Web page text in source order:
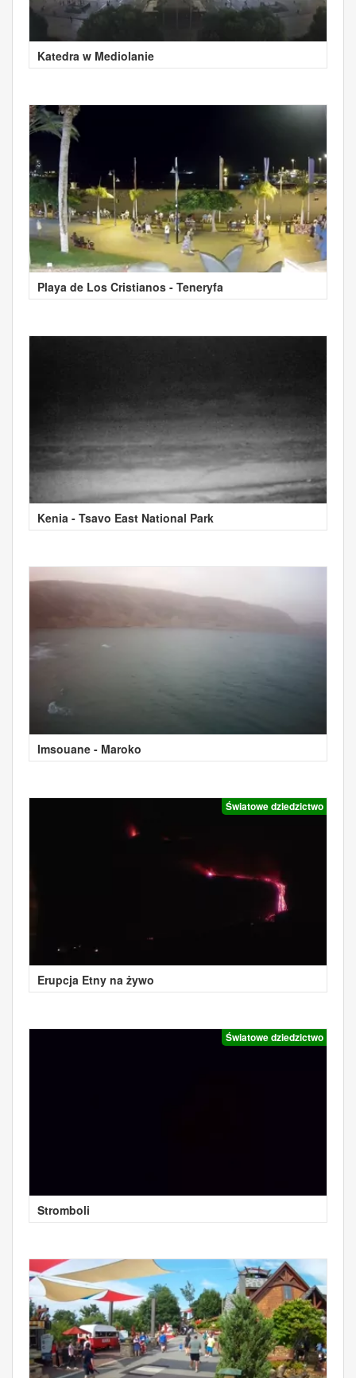
Katedra w Mediolanie
Playa de Los Cristianos - Teneryfa
Kenia - Tsavo East National Park
Imsouane - Maroko
Światowe dziedzictwo
Erupcja Etny na żywo
Światowe dziedzictwo
Stromboli